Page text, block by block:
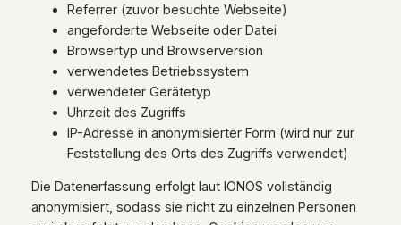
Referrer (zuvor besuchte Webseite)
angeforderte Webseite oder Datei
Browsertyp und Browserversion
verwendetes Betriebssystem
verwendeter Gerätetyp
Uhrzeit des Zugriffs
IP-Adresse in anonymisierter Form (wird nur zur
Feststellung des Orts des Zugriffs verwendet)
Die Datenerfassung erfolgt laut IONOS vollständig
anonymisiert, sodass sie nicht zu einzelnen Personen